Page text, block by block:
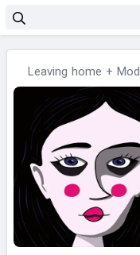
Leaving home + Mod